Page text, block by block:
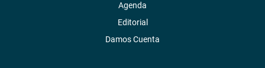
Agenda
Editorial
Damos Cuenta